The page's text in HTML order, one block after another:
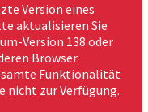
Version eines
aktualisieren Sie
Version 138 oder
Browser.
Funktionalität
nicht zur Verfügung.